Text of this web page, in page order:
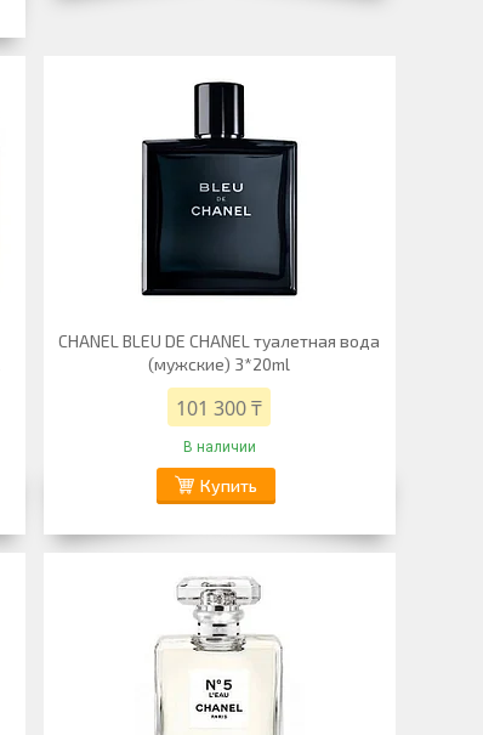
CHANEL BLEU DE CHANEL туалетная вода
(мужские) 3*20ml
101 300 ₸
В наличии
Купить